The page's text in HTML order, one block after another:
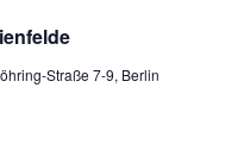
Straße 7-9, Berlin